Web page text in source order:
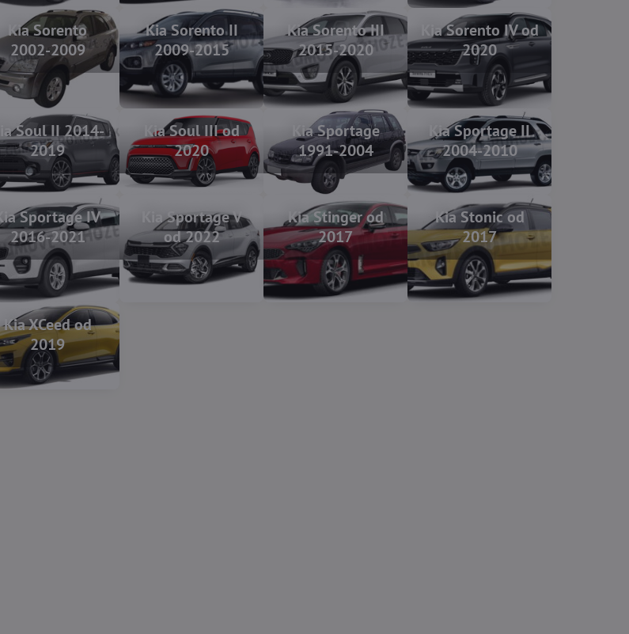
Kia Sorento
2002-2009
Kia Sorento II
2009-2015
Kia Sorento III
2015-2020
Kia Sorento IV od
2020
Kia Soul II 2014-
2019
Kia Soul III od
2020
Kia Sportage
1991-2004
Kia Sportage II
2004-2010
Kia Sportage IV
2016-2021
Kia Sportage V
od 2022
Kia Stinger od
2017
Kia Stonic od
2017
Kia XCeed od
2019